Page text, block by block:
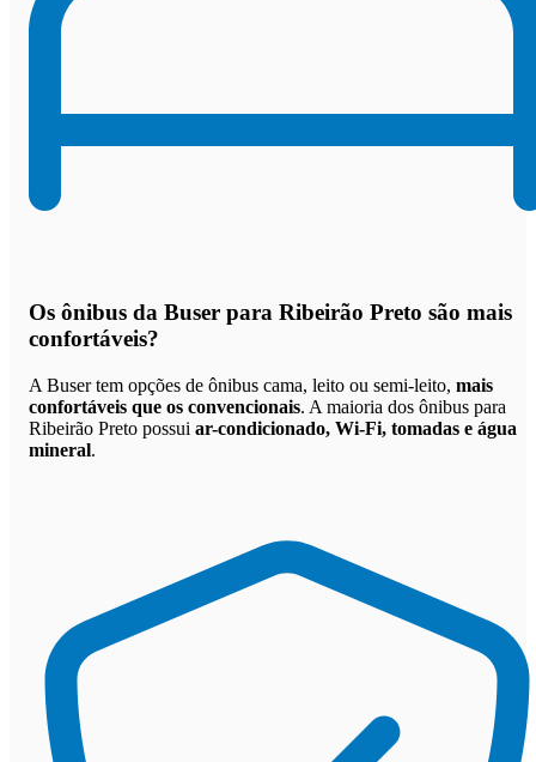
Os ônibus da Buser para Ribeirão Preto são mais
confortáveis?
A Buser tem opções de ônibus cama, leito ou semi-leito, mais
confortáveis que os convencionais. A maioria dos ônibus para
Ribeirão Preto possui ar-condicionado, Wi-Fi, tomadas e água
mineral.